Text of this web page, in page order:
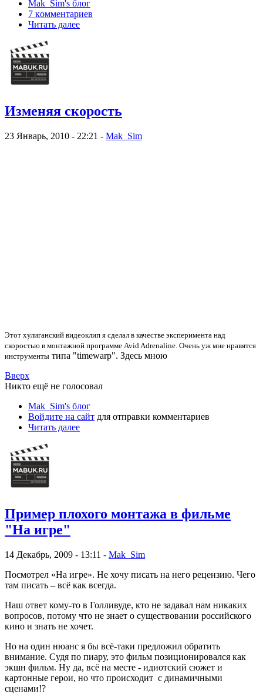
Mak_Sim's блог
7 кoммeнтаpиев
Читать далее
Изменяя скорость
23 Январь, 2010 - 22:21 - Mak_Sim
Этот хулиганский видеоклип я сделал в качестве эксперимента над
скоростью в монтажной программе Avid Adrenaline. Очень уж мне нравятся
инструменты типа "timewarp". Здесь мною
Вверх
Никто ещё не голосовал
Mak_Sim's блог
Войдите на сайт для отправки комментариев
Читать далее
Пример плохого монтажа в фильме
"На игре"
14 Декабрь, 2009 - 13:11 - Mak_Sim
Посмотрел «На игре». Не хочу писать на него рецензию. Чего
там писать – всё как всегда.
Наш ответ кому-то в Голливуде, кто не задавал нам никаких
вопросов, потому что не знает о существовании российского
кино и знать не хочет.
Но на один нюанс я бы всё-таки предложил обратить
внимание. Судя по пиару, это фильм позиционировался как
экшн фильм. Ну да, всё на месте - идиотский сюжет и
картонные герои, но что происходит с динамичными
сценами!?